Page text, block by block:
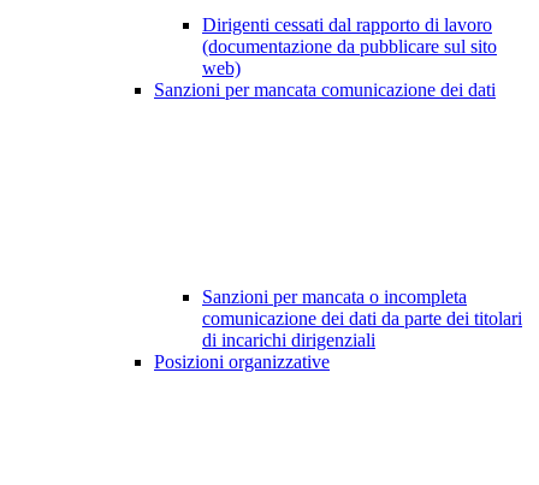
Dirigenti cessati dal rapporto di lavoro
(documentazione da pubblicare sul sito
web)
Sanzioni per mancata comunicazione dei dati
Sanzioni per mancata o incompleta
comunicazione dei dati da parte dei titolari
di incarichi dirigenziali
Posizioni organizzative